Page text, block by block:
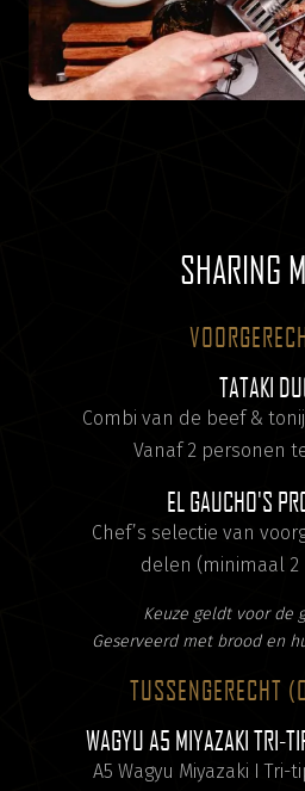
SHARING
TATAKI
Combi van de beef &
Vanaf 2 personen
EL GAUCHO'S
Chef’s selectie van
delen (minimaal 2
Keuze geldt voor de
Geserveerd met brood en
TUSSENGERECHT
WAGYU A5 MIYAZAKI TRI-
A5 Wagyu Miyazaki I